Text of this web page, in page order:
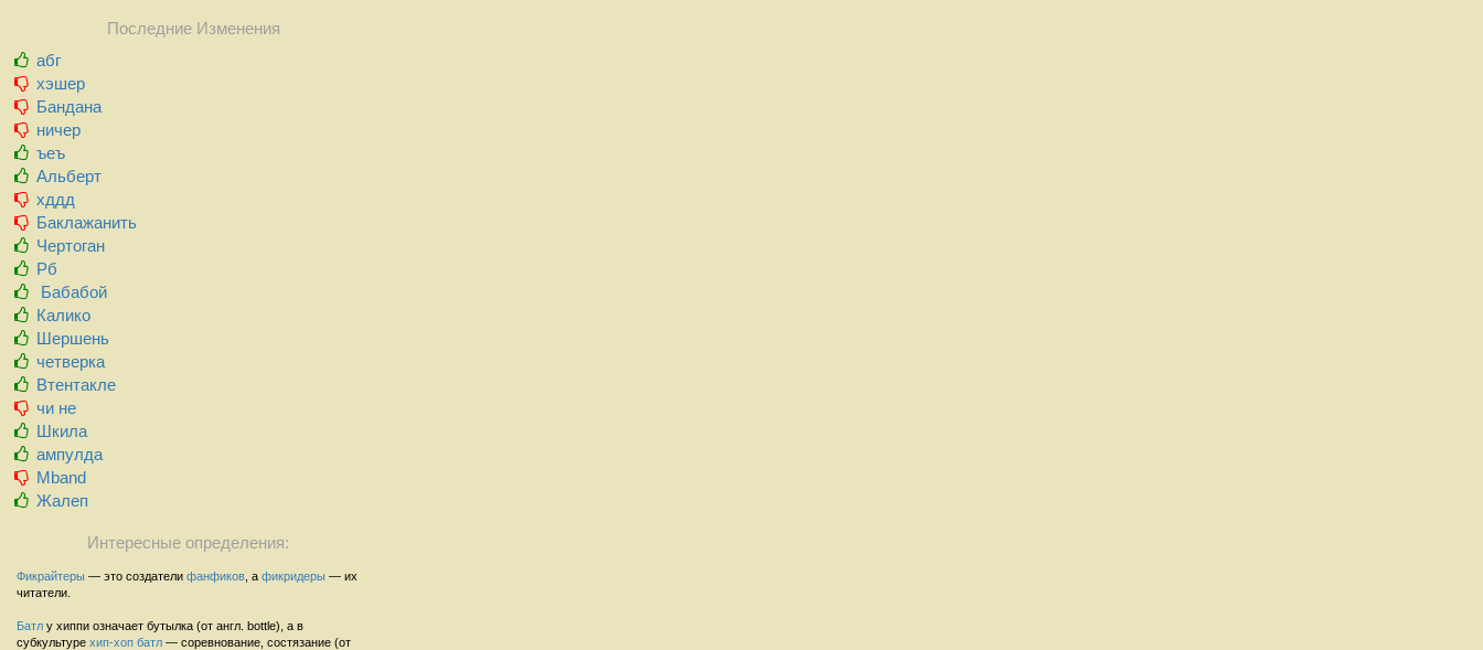
Последние Изменения
абг
хэшер
Бандана
ничер
ъеъ
Альберт
хддд
Баклажанить
Чертоган
Рб
Бабабой
Калико
Шершень
четверка
Втентакле
чи не
Шкила
ампулда
Mband
Жалеп
Интересные определения:
Фикрайтеры — это создатели фанфиков , а фикридеры — их
читатели.
Батл у хиппи означает бутылка (от англ. bottle), а в
субкультуре хип-хоп батл — соревнование, состязание (от